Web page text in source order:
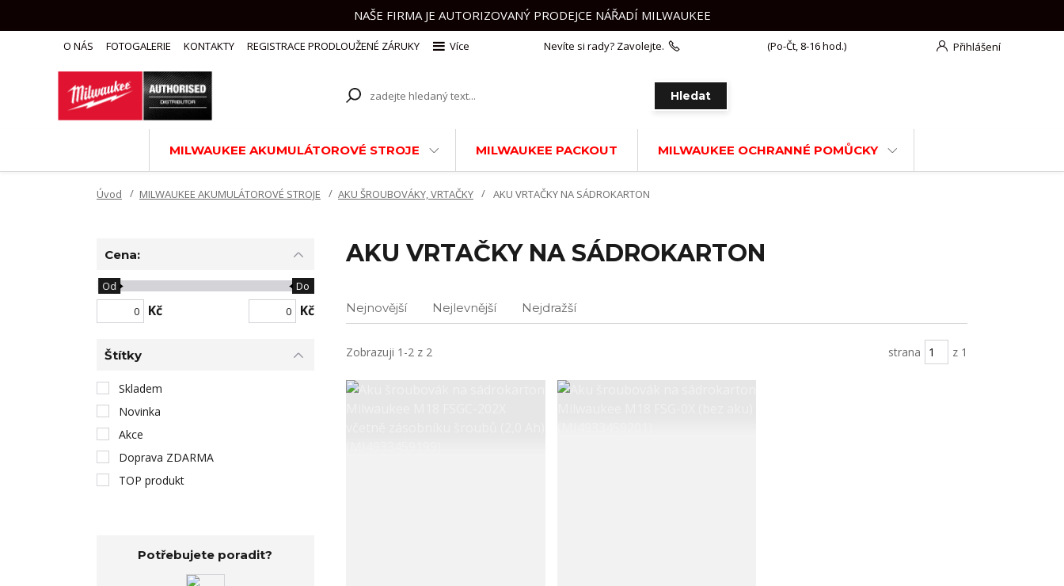
NAŠE FIRMA JE AUTORIZOVANÝ PRODEJCE NÁŘADÍ MILWAUKEE
O NÁS FOTOGALERIE KONTAKTY REGISTRACE PRODLOUŽENÉ ZÁRUKY Více Přihlášení
Hledat
Nevíte si rady? Zavolejte. (Po-Čt, 8-16 hod.)
MILWAUKEE AKUMULÁTOROVÉ STROJE MILWAUKEE PACKOUT MILWAUKEE OCHRANNÉ POMŮCKY
Úvod MILWAUKEE AKUMULÁTOROVÉ STROJE AKU ŠROUBOVÁKY, VRTAČKY AKU VRTAČKY NA SÁDROKARTON
AKU VRTAČKY NA SÁDROKARTON
Nejnovější Nejlevnější Nejdražší
Zobrazuji 1-2 z 2 strana z 1
Cena:
Kč
Od Do
Kč
Štítky
Skladem
Novinka
Akce
Doprava ZDARMA
TOP produkt
Potřebujete poradit?